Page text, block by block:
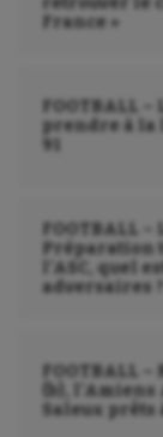
France »
FOOTBALL –
prendre à la
91
FOOTBALL –
Préparation
l’ASC, quel
adversaires ?
FOOTBALL
(b), l’Amiens
Saleux prêts